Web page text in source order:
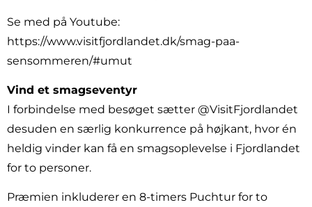
Se med på Youtube:
https://www.visitfjordlandet.dk/smag-paa-
sensommeren/#umut
Vind et smagseventyr
I forbindelse med besøget sætter @VisitFjordlandet
desuden en særlig konkurrence på højkant, hvor én
heldig vinder kan få en smagsoplevelse i Fjordlandet
for to personer.
Præmien inkluderer en 8-timers Puchtur for to